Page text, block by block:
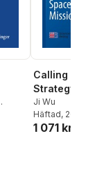
Calling
Strategy
Study of
Future Space
Missions
Ji Wu
Häftad, 2018
1 071 kr